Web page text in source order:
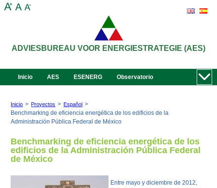
ADVIESBUREAU VOOR ENERGIESTRATEGIE (AES)
Inicio AES ESENERG Observatorio
Inicio > Proyectos > Español >
Benchmarking de eficiencia energética de los edificios de la
Administración Pública Federal de México
Benchmarking de eficiencia energética de los
edificios de la Administración Pública Federal
de México
Entre mayo y diciembre de 2012,